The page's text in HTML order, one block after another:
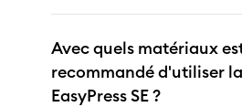
Avec quels matériaux
recommandé d'utiliser
EasyPress SE ?